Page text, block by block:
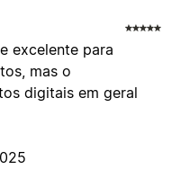
excelente para
mas o
digitais em geral